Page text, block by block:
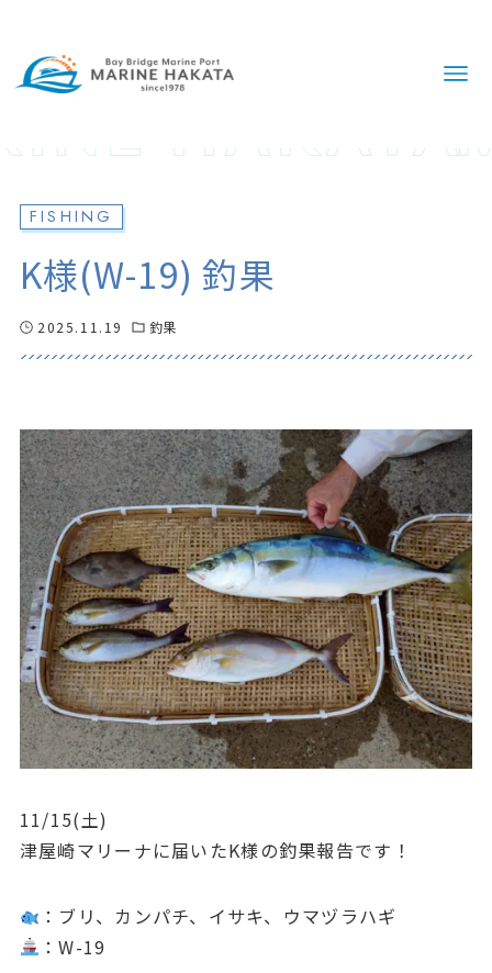
FISHING
K様(W-19) 釣果
2025.11.19 釣果
11/15(土)
津屋崎マリーナに届いたK様の釣果報告です！
：ブリ、カンパチ、イサキ、ウマヅラハギ
：W-19